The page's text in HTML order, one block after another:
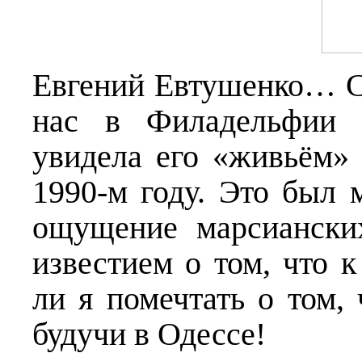
Евгений Евтушенко…
нас в
увидела его «живьём»
1990-м году. Это был
ощущение
известием о том, что
ли я помечтать о том,
будучи в Одессе!